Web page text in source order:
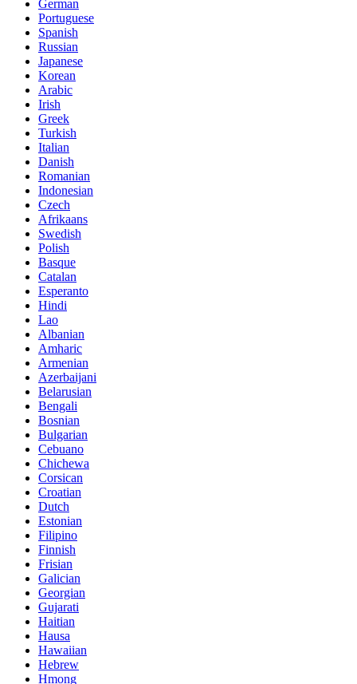
German
Portuguese
Spanish
Russian
Japanese
Korean
Arabic
Irish
Greek
Turkish
Italian
Danish
Romanian
Indonesian
Czech
Afrikaans
Swedish
Polish
Basque
Catalan
Esperanto
Hindi
Lao
Albanian
Amharic
Armenian
Azerbaijani
Belarusian
Bengali
Bosnian
Bulgarian
Cebuano
Chichewa
Corsican
Croatian
Dutch
Estonian
Filipino
Finnish
Frisian
Galician
Georgian
Gujarati
Haitian
Hausa
Hawaiian
Hebrew
Hmong